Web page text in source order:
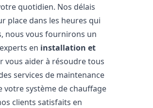
quotidien. Nos délais
place dans les heures qui
nous vous fournirons un
en installation et
vous aider à résoudre tous
services de maintenance
système de chauffage
clients satisfaits en